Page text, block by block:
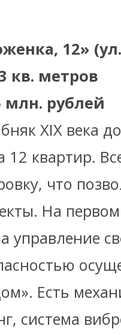
12»
кв. метров
млн. рублей
XIX века
квартир.
что
На
управление
Есть
система